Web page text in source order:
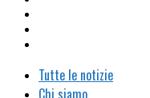
Tutte le notizie